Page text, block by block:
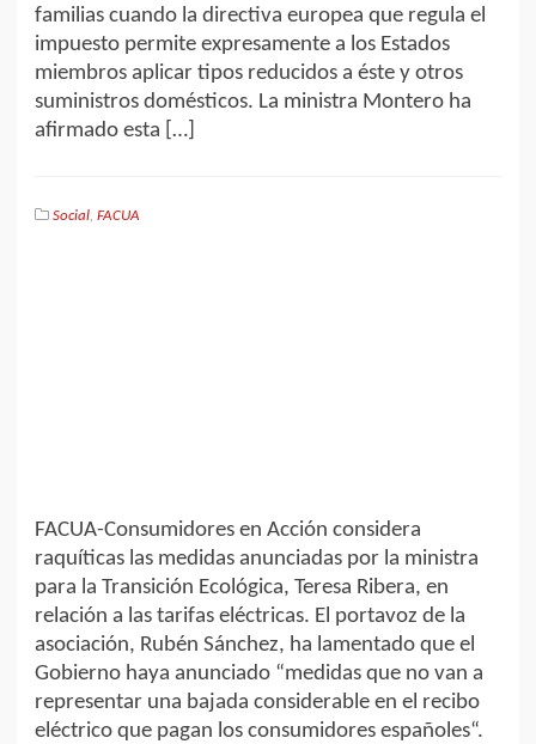
familias cuando la directiva europea que regula el
impuesto permite expresamente a los Estados
miembros aplicar tipos reducidos a éste y otros
suministros domésticos. La ministra Montero ha
afirmado esta […]
Social, FACUA
FACUA-Consumidores en Acción considera
raquíticas las medidas anunciadas por la ministra
para la Transición Ecológica, Teresa Ribera, en
relación a las tarifas eléctricas. El portavoz de la
asociación, Rubén Sánchez, ha lamentado que el
Gobierno haya anunciado “medidas que no van a
representar una bajada considerable en el recibo
eléctrico que pagan los consumidores españoles“.